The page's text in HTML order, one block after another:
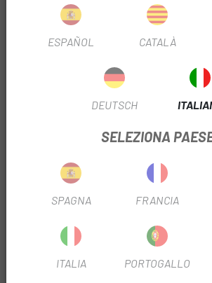
9000 POLIMERO
42,99 €
Esaurito
FAMMI SAPERE QUANDO SEI
ESPAÑOL CATALÀ
DEUTSCH
SELEZIONA
SPAGNA FRANCIA
ITALIA PORTOGALLO